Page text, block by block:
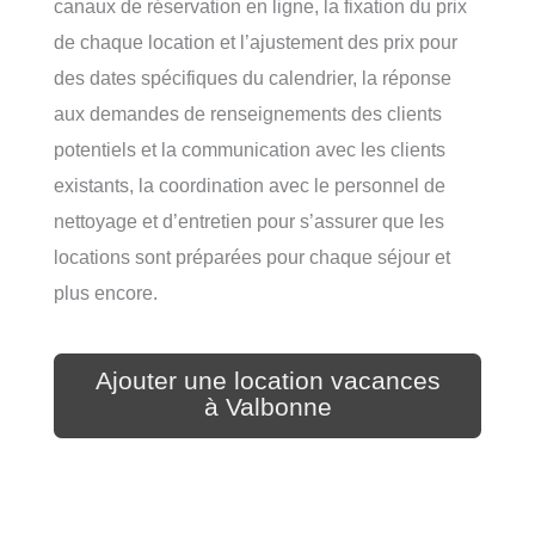
canaux de réservation en ligne, la fixation du prix
de chaque location et l’ajustement des prix pour
des dates spécifiques du calendrier, la réponse
aux demandes de renseignements des clients
potentiels et la communication avec les clients
existants, la coordination avec le personnel de
nettoyage et d’entretien pour s’assurer que les
locations sont préparées pour chaque séjour et
plus encore.
Ajouter une location vacances
à Valbonne